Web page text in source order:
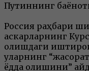
Путиннинг
Россия раҳбари
аскарларнинг
олишдаги
уларнинг
ёдда қолишини”